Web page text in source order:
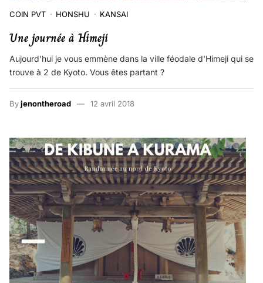
COIN PVT HONSHU KANSAI
Une journée à Himeji
Aujourd'hui je vous emmène dans la ville féodale d'Himeji qui se
trouve à 2 de Kyoto. Vous êtes partant ?
Byjenontheroad 12 avril 2018